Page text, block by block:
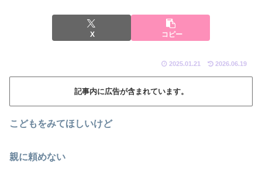
X コピー
2025.01.21 2026.06.19
記事内に広告が含まれています。
こどもをみてほしいけど
親に頼めない